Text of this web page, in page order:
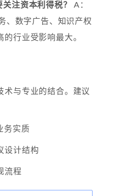
注资本利得税？
A：
、数字广告、知识产权
行业受影响最大。
术与专业的结合。建议
务实质
设计结构
流程